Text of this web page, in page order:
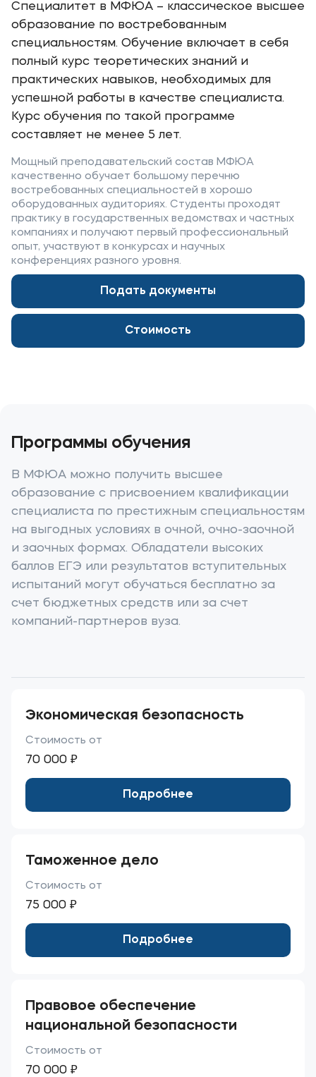
Карьера
Аспирантура
Институт дополнительного образования
Уровни образования
Среднее профессиональное образование
Аспирантура
Дополнительное образование
Медиа
Объявления
Приемная комиссия
+7 (495) 221-10-01
Полезное
Об образовательной организации
Банковские реквизиты
Подобрать программу
Специалитет в МФЮА – классическое высшее
образование по востребованным
специальностям. Обучение включает в себя
полный курс теоретических знаний и
практических навыков, необходимых для
успешной работы в качестве специалиста.
Курс обучения по такой программе
составляет не менее 5 лет.
Мощный преподавательский состав МФЮА
качественно обучает большому перечню
востребованных специальностей в хорошо
оборудованных аудиториях. Студенты проходят
практику в государственных ведомствах и частных
компаниях и получают первый профессиональный
опыт, участвуют в конкурсах и научных
конференциях разного уровня.
Подать документы
Стоимость
Программы обучения
В МФЮА можно получить высшее
образование с присвоением квалификации
специалиста по престижным специальностям
на выгодных условиях в очной, очно-заочной
и заочных формах. Обладатели высоких
баллов ЕГЭ или результатов вступительных
испытаний могут обучаться бесплатно за
счет бюджетных средств или за счет
компаний-партнеров вуза.
Экономическая безопасность
Стоимость от
70 000 ₽
Подробнее
Таможенное дело
Стоимость от
75 000 ₽
Подробнее
Правовое обеспечение
национальной безопасности
Стоимость от
70 000 ₽